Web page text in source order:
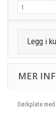
Legg i
MER
Dørkplate